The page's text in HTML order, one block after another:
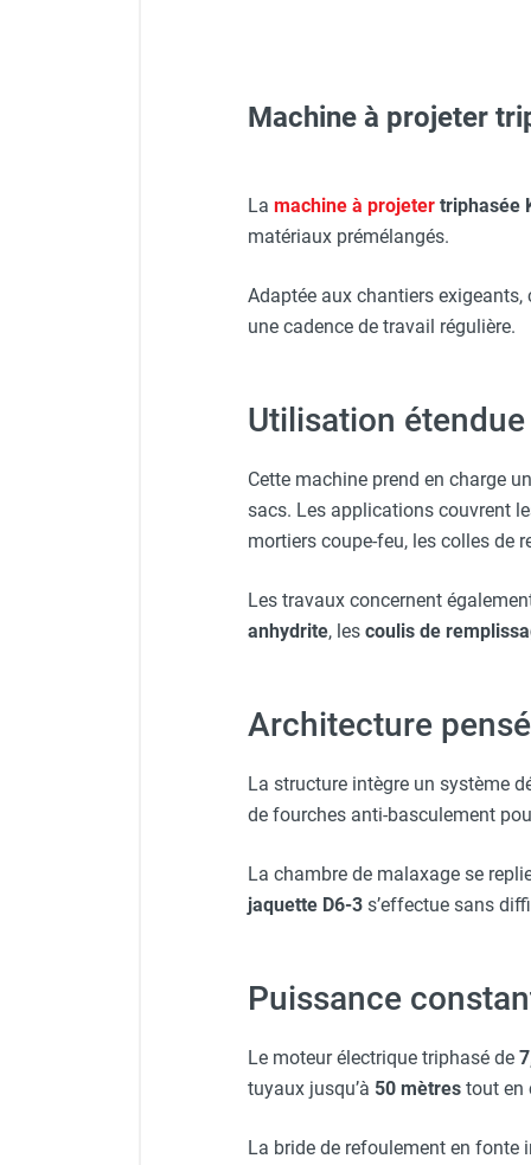
Stator pompe MIXER POLO
Vis - orange - IMER
Tuyau DN 35 - Longueur
Stator pompe MIXER 2
Chauffage mobile au fioul à
Chauffage mobile soufflant
Déshumidificateur
Protecteur d'oreilles avec
Veste de chantier PE10J -
Casque de protection gris
Machine à projeter
La machine à projeter triphasée
matériaux prémélangés.
Adaptée aux chantiers
une cadence de travail régulière.
Utilisation
Cette machine prend en charge
sacs. Les applications couvrent
mortiers coupe-feu, les colles de
Les travaux concernent
anhydrite, les coulis de
Architecture
La structure intègre un système
de fourches anti-basculement
La chambre de malaxage se
jaquette D6-3 s’effectue sans
Puissance
Le moteur électrique triphasé de
tuyaux jusqu’à 50 mètres tout en
La bride de refoulement en fonte